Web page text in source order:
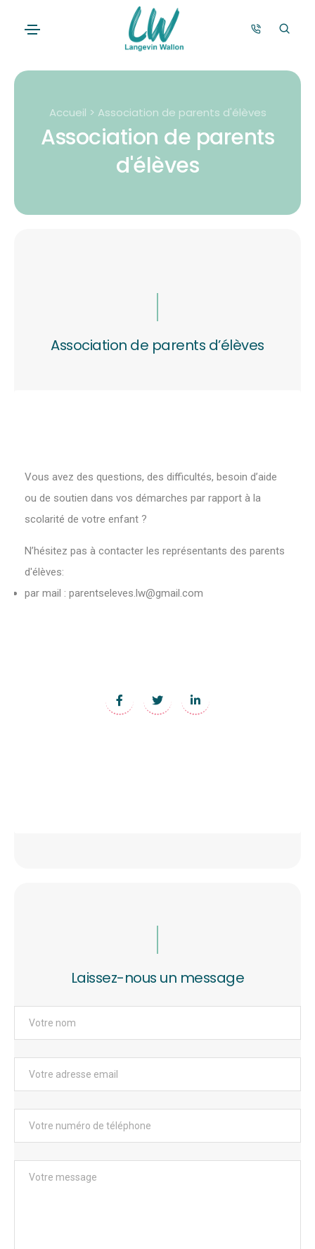
Accueil > Association de parents d'élèves
Association de parents
d'élèves
Association de parents d’élèves
Vous avez des questions, des difficultés, besoin d’aide
ou de soutien dans vos démarches par rapport à la
scolarité de votre enfant ?
N’hésitez pas à contacter les représentants des parents
d'élèves:
par mail : parentseleves.lw@gmail.com
Laissez-nous un message